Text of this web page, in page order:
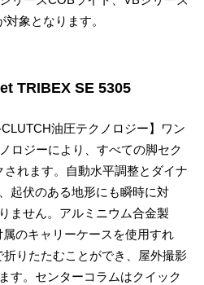
象となります。
TRIBEX SE 5305
油圧テクノロジー】ワン
ロジーにより、すべての脚セク
れます。自動水平調整とダイナ
起伏のある地形にも瞬時に対
ません。アルミニウム合金製
のキャリーケースを使用すれ
りたたむことができ、屋外撮影
す。センターコラムはクイック